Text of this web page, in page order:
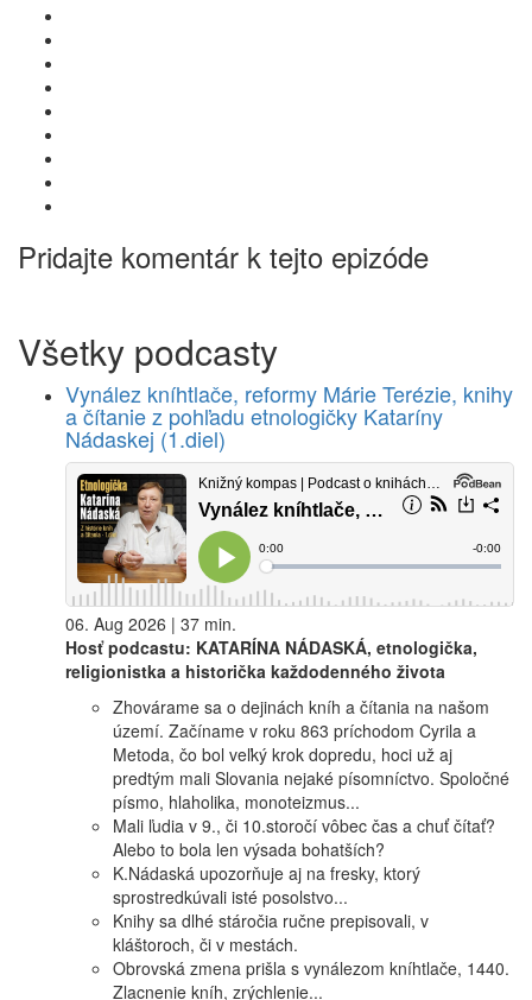
Pridajte komentár k tejto epizóde
Všetky podcasty
Vynález kníhtlače, reformy Márie Terézie, knihy
a čítanie z pohľadu etnologičky Kataríny
Nádaskej (1.diel)
06. Aug 2026 | 37 min.
Hosť podcastu: KATARÍNA NÁDASKÁ, etnologička,
religionistka a historička každodenného života
Zhovárame sa o dejinách kníh a čítania na našom
území. Začíname v roku 863 príchodom Cyrila a
Metoda, čo bol veľký krok dopredu, hoci už aj
predtým mali Slovania nejaké písomníctvo. Spoločné
písmo, hlaholika, monoteizmus...
Mali ľudia v 9., či 10.storočí vôbec čas a chuť čítať?
Alebo to bola len výsada bohatších?
K.Nádaská upozorňuje aj na fresky, ktorý
sprostredkúvali isté posolstvo...
Knihy sa dlhé stáročia ručne prepisovali, v
kláštoroch, či v mestách.
Obrovská zmena prišla s vynálezom kníhtlače, 1440.
Zlacnenie kníh, zrýchlenie...